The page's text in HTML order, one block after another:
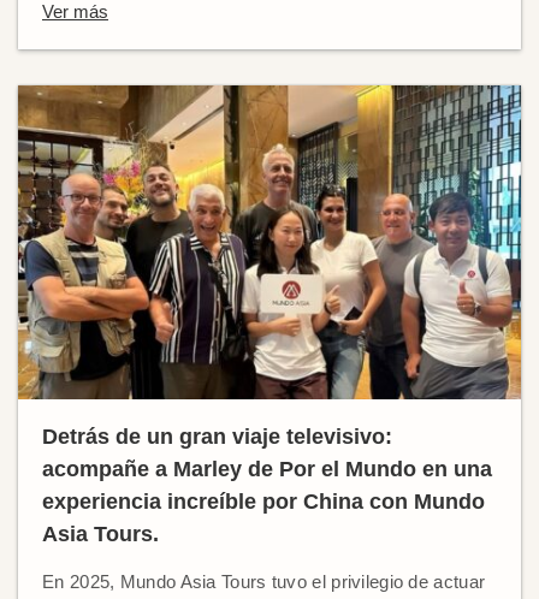
Ver más
Detrás de un gran viaje televisivo:
acompañe a Marley de Por el Mundo en una
experiencia increíble por China con Mundo
Asia Tours.
En 2025, Mundo Asia Tours tuvo el privilegio de actuar